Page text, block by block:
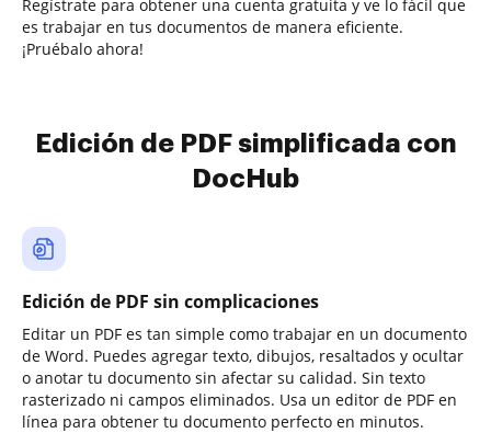
Regístrate para obtener una cuenta gratuita y ve lo fácil que
es trabajar en tus documentos de manera eficiente.
¡Pruébalo ahora!
Edición de PDF simplificada con
DocHub
Edición de PDF sin complicaciones
Editar un PDF es tan simple como trabajar en un documento
de Word. Puedes agregar texto, dibujos, resaltados y ocultar
o anotar tu documento sin afectar su calidad. Sin texto
rasterizado ni campos eliminados. Usa un editor de PDF en
línea para obtener tu documento perfecto en minutos.